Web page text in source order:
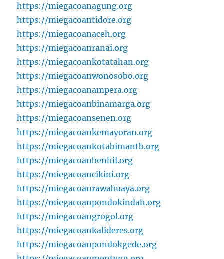
https://miegacoanagung.org
https://miegacoantidore.org
https://miegacoanaceh.org
https://miegacoanranai.org
https://miegacoankotatahan.org
https://miegacoanwonosobo.org
https://miegacoanampera.org
https://miegacoanbinamarga.org
https://miegacoansenen.org
https://miegacoankemayoran.org
https://miegacoankotabimantb.org
https://miegacoanbenhil.org
https://miegacoancikini.org
https://miegacoanrawabuaya.org
https://miegacoanpondokindah.org
https://miegacoangrogol.org
https://miegacoankalideres.org
https://miegacoanpondokgede.org